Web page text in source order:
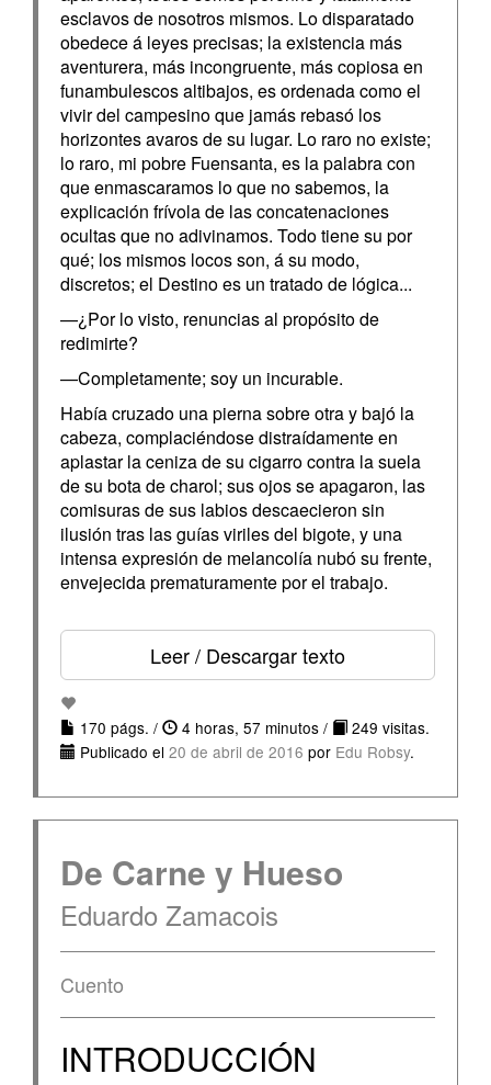
esclavos de nosotros mismos. Lo disparatado
obedece á leyes precisas; la existencia más
aventurera, más incongruente, más copiosa en
funambulescos altibajos, es ordenada como el
vivir del campesino que jamás rebasó los
horizontes avaros de su lugar. Lo raro no existe;
lo raro, mi pobre Fuensanta, es la palabra con
que enmascaramos lo que no sabemos, la
explicación frívola de las concatenaciones
ocultas que no adivinamos. Todo tiene su por
qué; los mismos locos son, á su modo,
discretos; el Destino es un tratado de lógica...
—¿Por lo visto, renuncias al propósito de
redimirte?
—Completamente; soy un incurable.
Había cruzado una pierna sobre otra y bajó la
cabeza, complaciéndose distraídamente en
aplastar la ceniza de su cigarro contra la suela
de su bota de charol; sus ojos se apagaron, las
comisuras de sus labios descaecieron sin
ilusión tras las guías viriles del bigote, y una
intensa expresión de melancolía nubó su frente,
envejecida prematuramente por el trabajo.
Leer / Descargar texto
170 págs. / 4 horas, 57 minutos /
249 visitas.
Publicado el 20 de abril de 2016 por Edu Robsy.
De Carne y Hueso
Eduardo Zamacois
Cuento
INTRODUCCIÓN